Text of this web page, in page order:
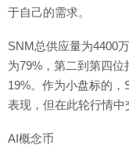
于自己的需求。
SNM总供应量为4400
为79%，第二到第四
19%。作为小盘标的
表现，但在此轮行情中
AI概念币